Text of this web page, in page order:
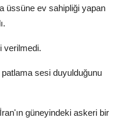
üssüne ev sahipliği yapan
verilmedi.
sesi duyulduğunu
güneyindeki askeri bir